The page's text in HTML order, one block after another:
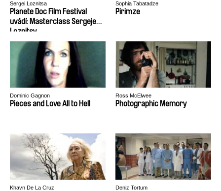
Sergei Loznitsa
Planete Doc Film Festival
uvádí: Masterclass Sergeje
Loznitsy
Sophia Tabatadze
Pirimze
Dominic Gagnon
Pieces and Love All to Hell
Ross McElwee
Photographic Memory
Khavn De La Cruz Deniz Tortum